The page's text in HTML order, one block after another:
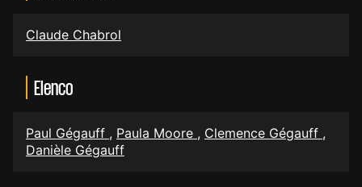
Claude Chabrol
Elenco
Paul Gégauff , Paula Moore , Clemence Gégauff ,
Danièle Gégauff